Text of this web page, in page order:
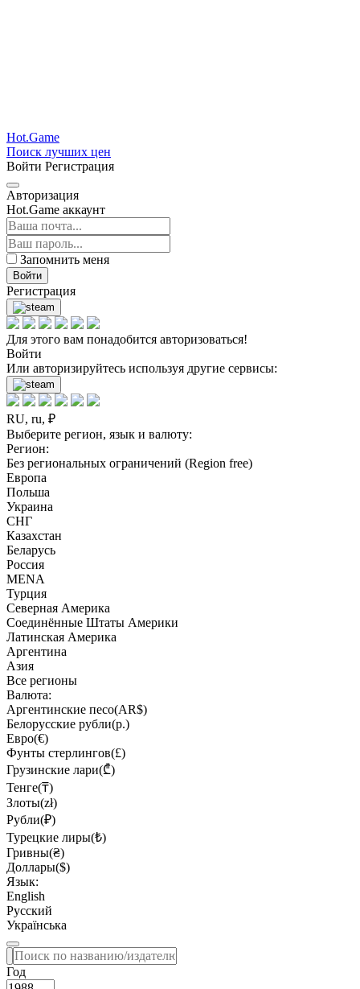
Hot.Game
Поиск лучших цен
Войти Регистрация
Авторизация
Hot.Game аккаунт
Запомнить меня
Войти
Регистрация
Для этого вам понадобится авторизоваться!
Войти
Или авторизируйтесь используя другие сервисы:
RU, ru, ₽
Выберите регион, язык и валюту:
Регион:
Без региональных ограничений (Region free)
Европа
Польша
Украина
СНГ
Казахстан
Беларусь
Россия
MENA
Турция
Северная Америка
Соединённые Штаты Америки
Латинская Америка
Аргентина
Азия
Все регионы
Валюта:
Аргентинские песо(AR$)
Белорусские рубли(р.)
Евро(€)
Фунты стерлингов(£)
Грузинские лари(₾)
Тенге(₸)
Злоты(zł)
Рубли(₽)
Турецкие лиры(₺)
Гривны(₴)
Доллары($)
Язык:
English
Русский
Українська
Год